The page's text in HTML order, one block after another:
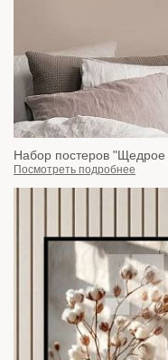
Набор постеров
Посмотреть подробнее